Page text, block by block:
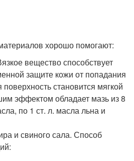
хорошо помогают:
вещество способствует
защите кожи от попадания
становится мягкой
эффектом обладает мазь из 8
по 1 ст. л. масла льна и
и свиного сала. Способ